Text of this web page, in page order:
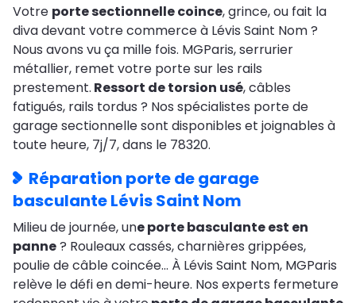
Votre porte sectionnelle coince, grince, ou fait la
diva devant votre commerce à Lévis Saint Nom ?
Nous avons vu ça mille fois. MGParis, serrurier
métallier, remet votre porte sur les rails
prestement. Ressort de torsion usé, câbles
fatigués, rails tordus ? Nos spécialistes porte de
garage sectionnelle sont disponibles et joignables à
toute heure, 7j/7, dans le 78320.
Réparation porte de garage
basculante Lévis Saint Nom
Milieu de journée, une porte basculante est en
panne? Rouleaux cassés, charnières grippées,
poulie de câble coincée… À Lévis Saint Nom, MGParis
relève le défi en demi-heure. Nos experts fermeture